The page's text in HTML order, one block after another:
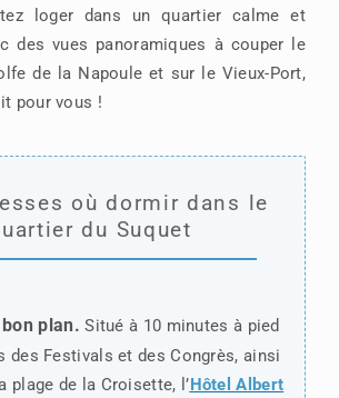
loger dans un quartier calme et
des vues panoramiques à couper le
de la Napoule et sur le Vieux-Port,
pour vous !
où dormir dans le
du Suquet
bon plan.Situé à 10 minutes à pied
des Festivals et des Congrès, ainsi
plage de la Croisette, l’Hôtel Albert